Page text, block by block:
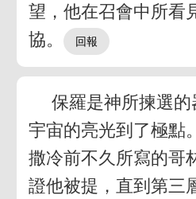
望，他在召會中所看
協。
保羅是神所揀選
宇宙的亮光到了極點
撒冷前不久所寫的哥
證他被提，直到第三